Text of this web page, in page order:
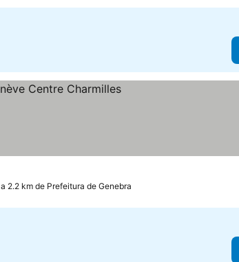
a 2.2 km de Prefeitura de Genebra